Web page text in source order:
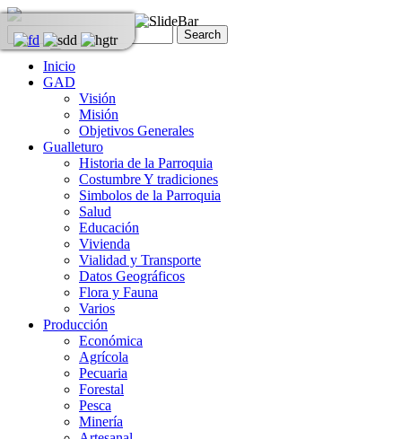
Inicio
GAD
Visión
Misión
Objetivos Generales
Gualleturo
Historia de la Parroquia
Costumbre Y tradiciones
Simbolos de la Parroquia
Salud
Educación
Vivienda
Vialidad y Transporte
Datos Geográficos
Flora y Fauna
Varios
Producción
Económica
Agrícola
Pecuaria
Forestal
Pesca
Minería